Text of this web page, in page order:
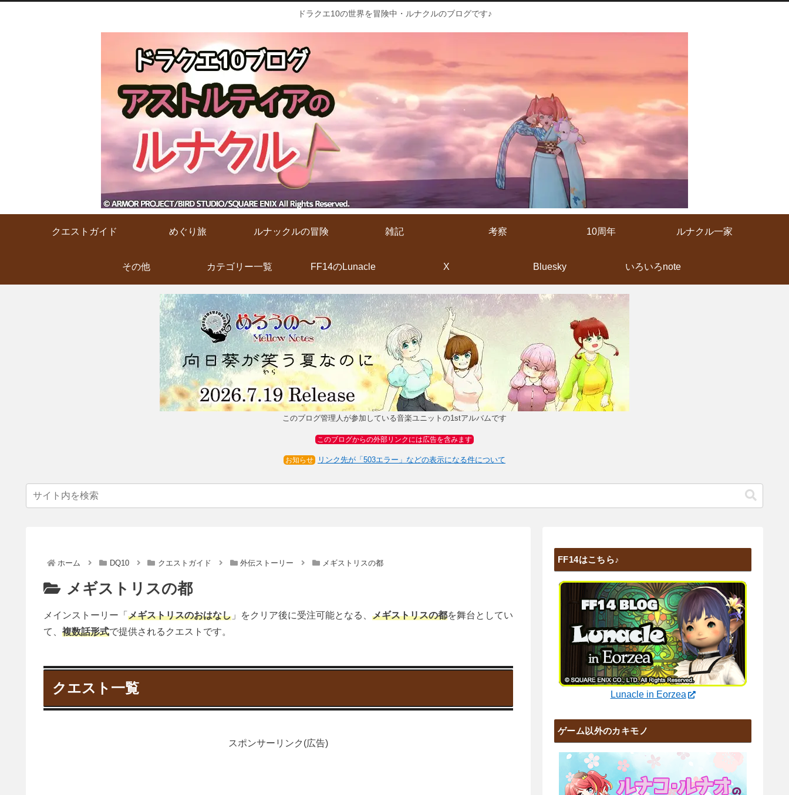
ドラクエ10の世界を冒険中・ルナクルのブログです♪
クエストガイド めぐり旅 ルナックルの冒険 雑記 考察 10周年 ルナクル一家
その他 カテゴリー一覧 FF14のLunacle X Bluesky いろいろnote
このブログ管理人が参加している音楽ユニットの1stアルバムです
このブログからの外部リンクには広告を含みます
お知らせ リンク先が「503エラー」などの表示になる件について
ホーム DQ10 クエストガイド 外伝ストーリー メギストリスの都
メギストリスの都
メインストーリー「 メギストリスのおはなし 」をクリア後に受注可能となる、 メギストリスの都を舞台としてい
て、 複数話形式で提供されるクエストです。
クエスト一覧
スポンサーリンク(広告)
FF14はこちら♪
Lunacle in Eorzea
ゲーム以外のカキモノ